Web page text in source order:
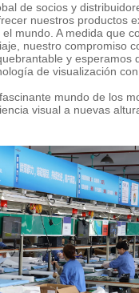
de socios y
nuestros productos
mundo. A medida que
nuestro compromiso
y esperamos
de visualización
mundo de los
visual a nuevas